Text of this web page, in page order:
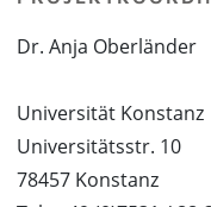
Dr. Anja Oberländer
Universität Konstanz
Universitätsstr. 10
78457 Konstanz